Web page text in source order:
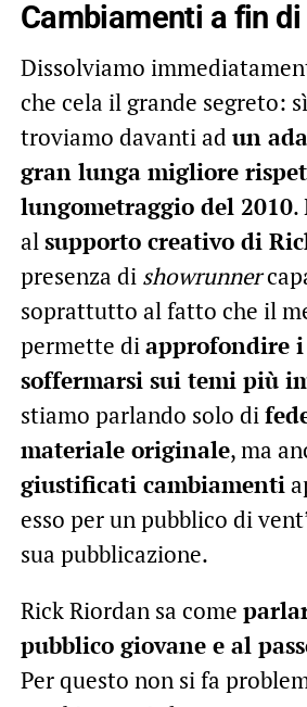
Cambiamenti a fin di
Dissolviamo
che cela il grande segreto:
troviamo davanti ad un
gran lunga migliore
lungometraggio del 2010.
alsupporto creativo di
presenza di showrunner
soprattutto al fatto che il
permette diapprofondire i
soffermarsi sui temi più
stiamo parlando solo di
materiale originale, ma
giustificati cambiamenti
esso per un pubblico di
sua pubblicazione.
Rick Riordan sa come
pubblico giovane e al
Per questo non si fa